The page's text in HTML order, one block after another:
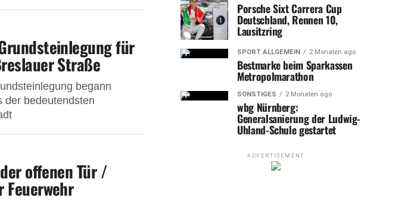
für
Straße
begann
der bedeutendsten
offenen Tür /
Feuerwehr
Porsche Sixt Carrera Cup
Deutschland, Rennen 10,
Lausitzring
SPORT ALLGEMEIN 2 Monaten ago
Bestmarke beim Sparkassen
Metropolmarathon
SONSTIGES 2 Monaten ago
wbg Nürnberg:
Generalsanierung der Ludwig-
Uhland-Schule gestartet
ADVERTISEMENT